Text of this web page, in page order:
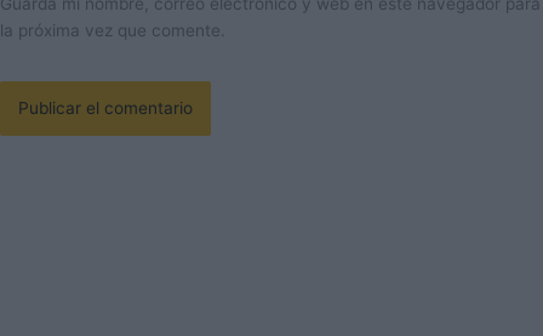
la próxima vez que comente.